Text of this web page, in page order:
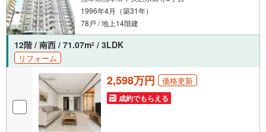
1996年4月（築31年）
78戸 / 地上14階建
12階 / 南西 / 71.07m2 / 3LDK
リフォーム
2,598万円 価格更新
成約でもらえる